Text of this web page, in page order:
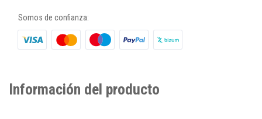
Somos de confianza:
Información del producto